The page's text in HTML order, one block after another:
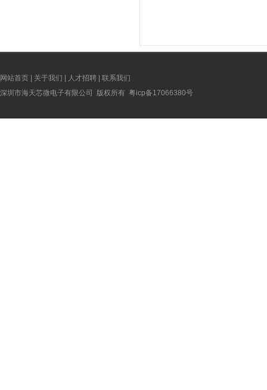
网站首页 关于我们 人才招聘
联系我们
深圳市海天芯微电子有限公司 版权所有 粤icp备17066380号